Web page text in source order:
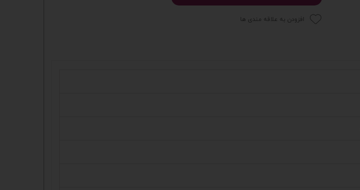
افزودن به علاقه مندی ها